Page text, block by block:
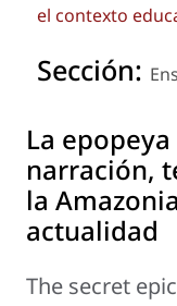
el contexto
Sección:
La
narración,
la
actualidad
The secret